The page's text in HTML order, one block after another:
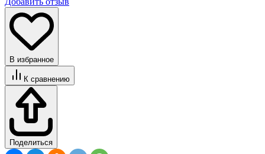
В избранное
К сравнению
Поделиться